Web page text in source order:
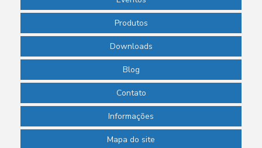
Produtos
Downloads
Blog
Contato
Informações
Mapa do site